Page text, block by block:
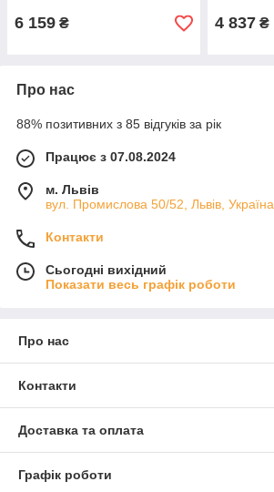
6 159 ₴ 4 837 ₴
Про нас
88% позитивних з 85 відгуків за рік
Працює з 07.08.2024
м. Львів
вул. Промислова 50/52, Львів, Україна
Контакти
Сьогодні вихідний
Показати весь графік роботи
Про нас
Контакти
Доставка та оплата
Графік роботи